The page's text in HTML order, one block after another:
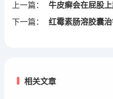
上一篇：
牛皮癣会在屁股
下一篇：
红霉素肠溶胶囊治银屑
相关文章